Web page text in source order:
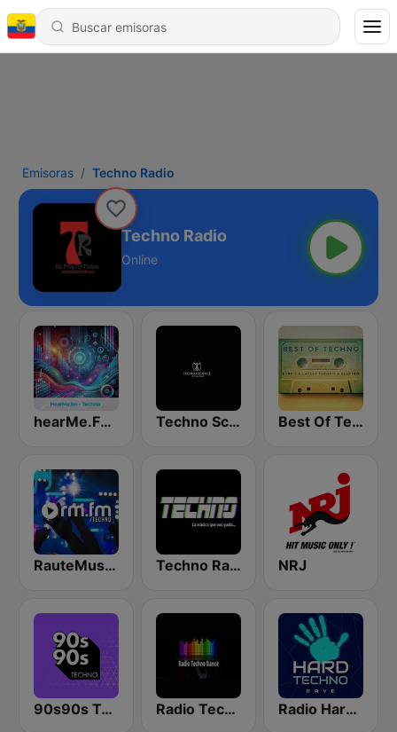
Emisoras Techno Radio
Techno Radio
Online
hearMe.FM Techno Techno Science Best Of Techno
RauteMusik - TECHNO Techno Radio NRJ
90s90s Techno Radio Techno Dance Kneginec Radio Hard Techno Rave